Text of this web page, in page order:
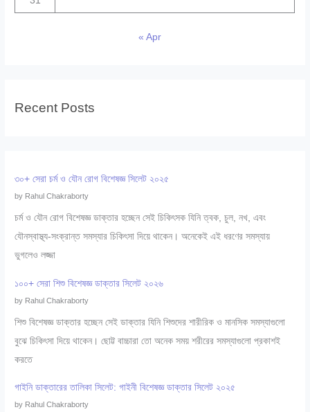
« Apr
Recent Posts
৩০+ সেরা চর্ম ও যৌন রোগ বিশেষজ্ঞ সিলেট ২০২৫
by Rahul Chakraborty
চর্ম ও যৌন রোগ বিশেষজ্ঞ ডাক্তার হচ্ছেন সেই চিকিৎসক যিনি ত্বক, চুল, নখ, এবং
যৌনস্বাস্থ্য-সংক্রান্ত সমস্যার চিকিৎসা দিয়ে থাকেন। অনেকেই এই ধরণের সমস্যায়
ভুগলেও লজ্জা
১০০+ সেরা শিশু বিশেষজ্ঞ ডাক্তার সিলেট ২০২৬
by Rahul Chakraborty
শিশু বিশেষজ্ঞ ডাক্তার হচ্ছেন সেই ডাক্তার যিনি শিশুদের শারীরিক ও মানসিক সমস্যাগুলো
বুঝে চিকিৎসা দিয়ে থাকেন। ছোট্ট বাচ্চারা তো অনেক সময় শরীরের সমস্যাগুলো প্রকাশই
করতে
গাইনি ডাক্তারের তালিকা সিলেট: গাইনী বিশেষজ্ঞ ডাক্তার সিলেট ২০২৫
by Rahul Chakraborty